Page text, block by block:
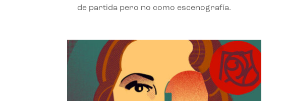
de partida pero no como escenografía.